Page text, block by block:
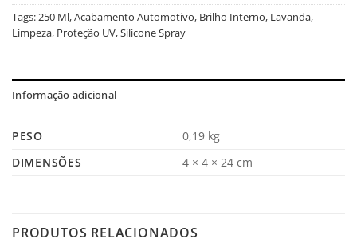
Tags:250 Ml,Acabamento Automotivo, Brilho Interno, Lavanda,
Limpeza, Proteção UV,Silicone Spray
Informação adicional
PESO
0,19 kg
DIMENSÕES
4 × 4 × 24 cm
PRODUTOS RELACIONADOS